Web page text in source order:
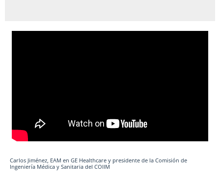
Carlos Jiménez, EAM en GE Healthcare y presidente de la Comisión de
Ingeniería Médica y Sanitaria del COIIM